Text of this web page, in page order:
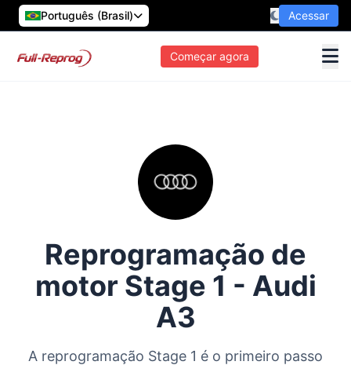
Português (Brasil) Acessar
Começar agora
Reprogramação de
motor Stage 1 - Audi
A3
A reprogramação Stage 1 é o primeiro passo